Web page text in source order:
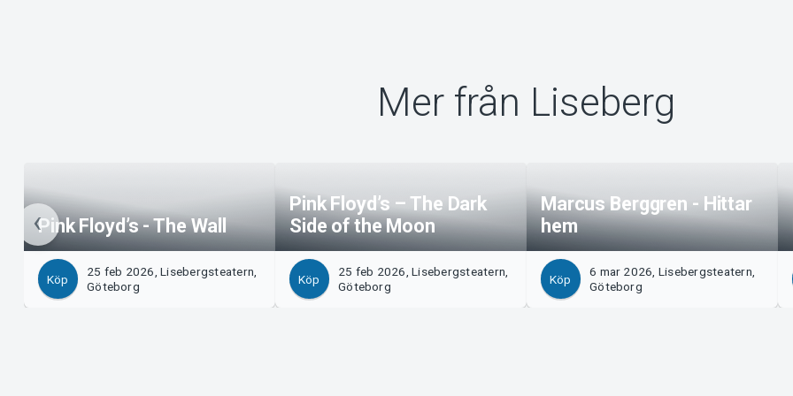
Mer från Liseberg
Pink Floyd’s - The Wall
Köp
25 feb 2026, Lisebergsteatern,
Göteborg
Pink Floyd’s – The Dark
Side of the Moon
Köp
25 feb 2026, Lisebergsteatern,
Göteborg
Marcus Berggren - Hittar
hem
Köp
6 mar 2026, Lisebergsteatern,
Göteborg